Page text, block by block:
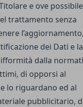
e ove possibile
trattamento senza
dei Dati e la
dalla
di opporsi al
lo riguardano ed al
pubblicitario,